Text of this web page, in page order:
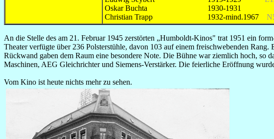
Oskar Buchta
Christian Trapp
1930-1931
1932-mind.1967
An die Stelle des am 21. Februar 1945 zerstörten „Humboldt-Kinos" trat 1951 ein
Theater verfügte über 236 Polsterstühle, davon 103 auf einem freischwebenden
Rückwand gaben dem Raum eine besondere Note. Die Bühne war ziemlich hoch, so
Maschinen, AEG Gleichrichter und Siemens-Verstärker. Die feierliche Eröffnung
Vom Kino ist heute nichts mehr zu sehen.